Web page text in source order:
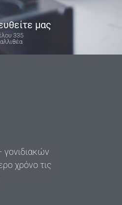
μας
335
χρόνο τις